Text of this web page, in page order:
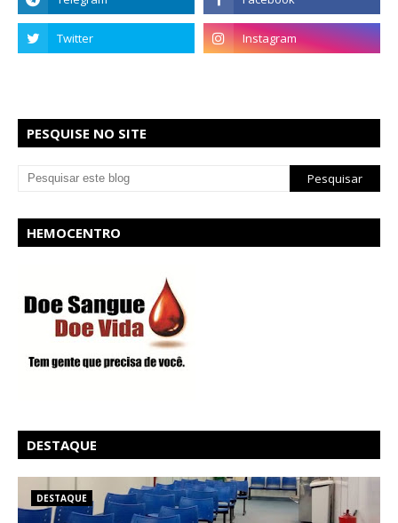
PESQUISE NO SITE
HEMOCENTRO
DESTAQUE
DESTAQUE